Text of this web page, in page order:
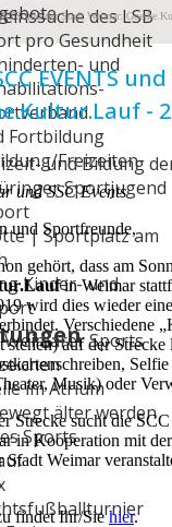
des LSB
pro Gesundheit
und
Fortbildung
Freizeiten
und Bildung
Sportjugend
| Sportplatz am
Kinder- und
Weimarer Sports
im Atrium
älter werden
Sports
und der Stadt Weimar:
EVENTS
-
und SSC Events
und Sportfreunde,
gehört, dass am
in Weimar
wird dies wieder
Verschiedene
auf der Strecke
Musik) oder
Strecke sucht die
in Kooperation mit
Weimar
findet Ihr/Siehier.